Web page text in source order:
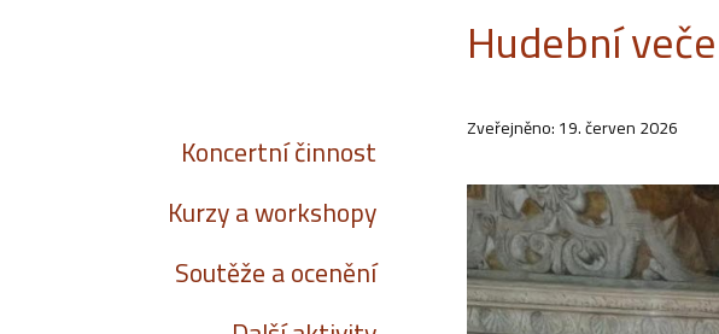
Koncertní činnost
Kurzy a workshopy
Soutěže a ocenění
Hudební
Zveřejněno: 19. červen 2026